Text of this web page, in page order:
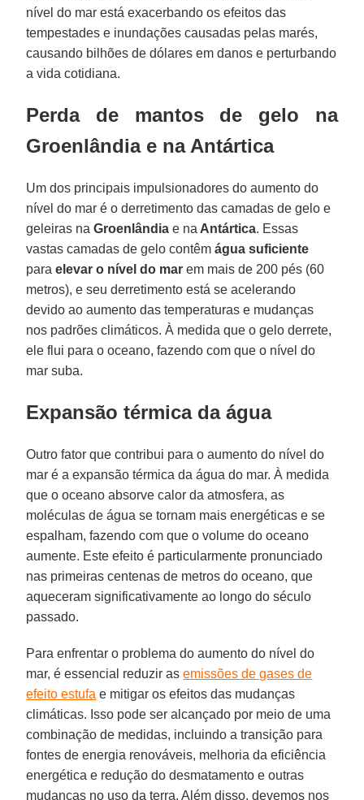
nível do mar está exacerbando os efeitos das
tempestades e inundações causadas pelas marés,
causando bilhões de dólares em danos e perturbando
a vida cotidiana.
Perda de mantos de gelo na
Groenlândia e na Antártica
Um dos principais impulsionadores do aumento do
nível do mar é o derretimento das camadas de gelo e
geleiras na Groenlândia e na Antártica. Essas
vastas camadas de gelo contêmágua suficiente
para elevar o nível do mar em mais de 200 pés (60
metros), e seu derretimento está se acelerando
devido ao aumento das temperaturas e mudanças
nos padrões climáticos. À medida que o gelo derrete,
ele flui para o oceano, fazendo com que o nível do
mar suba.
Expansão térmica da água
Outro fator que contribui para o aumento do nível do
mar é a expansão térmica da água do mar. À medida
que o oceano absorve calor da atmosfera, as
moléculas de água se tornam mais energéticas e se
espalham, fazendo com que o volume do oceano
aumente. Este efeito é particularmente pronunciado
nas primeiras centenas de metros do oceano, que
aqueceram significativamente ao longo do século
passado.
Para enfrentar o problema do aumento do nível do
mar, é essencial reduzir asemissões de gases de
efeito estufa e mitigar os efeitos das mudanças
climáticas. Isso pode ser alcançado por meio de uma
combinação de medidas, incluindo a transição para
fontes de energia renováveis, melhoria da eficiência
energética e redução do desmatamento e outras
mudanças no uso da terra. Além disso, devemos nos